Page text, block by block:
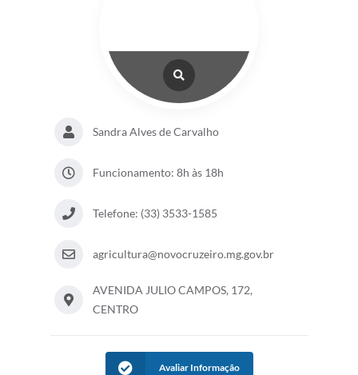
Sandra Alves de Carvalho
Funcionamento: 8h às 18h
Telefone: (33) 3533-1585
agricultura@novocruzeiro.mg.gov.br
AVENIDA JULIO CAMPOS, 172,
CENTRO
Avaliar Informação